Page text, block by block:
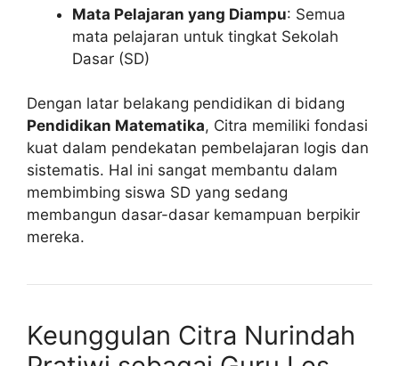
Mata Pelajaran yang Diampu: Semua
mata pelajaran untuk tingkat Sekolah
Dasar (SD)
Dengan latar belakang pendidikan di bidang
Pendidikan Matematika, Citra memiliki fondasi
kuat dalam pendekatan pembelajaran logis dan
sistematis. Hal ini sangat membantu dalam
membimbing siswa SD yang sedang
membangun dasar-dasar kemampuan berpikir
mereka.
Keunggulan Citra Nurindah